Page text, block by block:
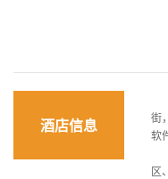
酒店信息
街
软
区